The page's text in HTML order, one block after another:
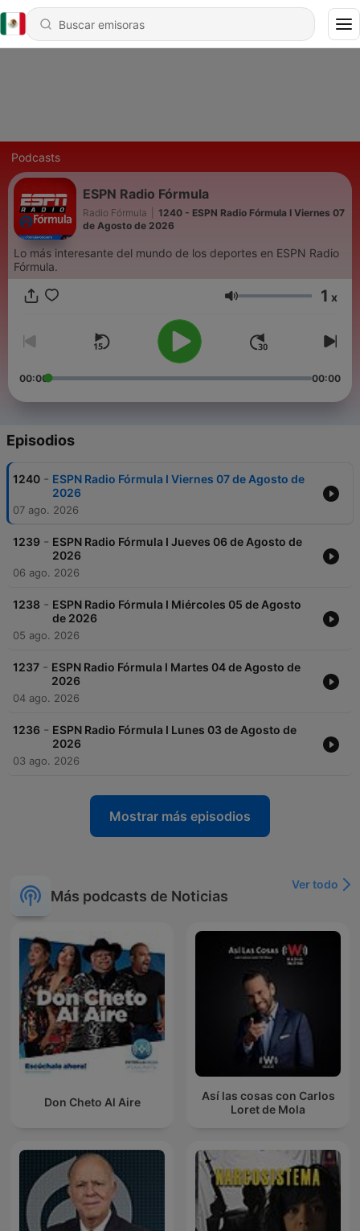
Podcasts
ESPN Radio Fórmula
Radio Fórmula
1240 - ESPN Radio Fórmula I Viernes 07
de Agosto de 2026
Lo más interesante del mundo de los deportes en ESPN Radio
Fórmula.
Volumen 1 x
00:00 00:00
Episodios
1240 - ESPN Radio Fórmula I Viernes 07 de Agosto de
2026
07 ago. 2026
1239 - ESPN Radio Fórmula I Jueves 06 de Agosto de
2026
06 ago. 2026
1238 - ESPN Radio Fórmula I Miércoles 05 de Agosto
de 2026
05 ago. 2026
1237 - ESPN Radio Fórmula I Martes 04 de Agosto de
2026
04 ago. 2026
1236 - ESPN Radio Fórmula I Lunes 03 de Agosto de
2026
03 ago. 2026
Mostrar más episodios
Más podcasts de Noticias
Ver todo
Don Cheto Al Aire
Así las cosas con Carlos
Loret de Mola